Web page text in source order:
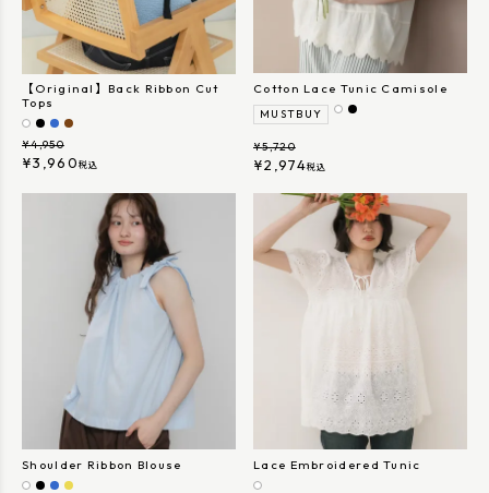
【Original】Back Ribbon Cut
Tops
¥4,950
¥3,960 税込
Cotton Lace Tunic Camisole
MUSTBUY
¥5,720
¥2,974税込
Shoulder Ribbon Blouse Lace Embroidered Tunic